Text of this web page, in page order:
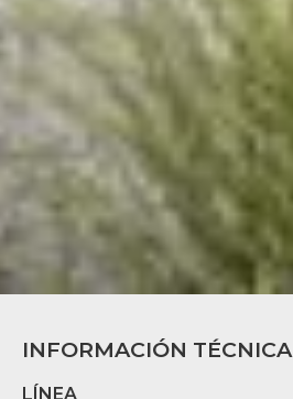
INFORMACIÓN TÉCNICA
LÍNEA